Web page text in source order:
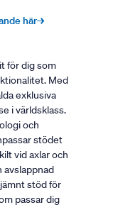
här→
för dig som
Med
exklusiva
i världsklass.
och
stödet
vid axlar och
avslappnad
stöd för
passar dig